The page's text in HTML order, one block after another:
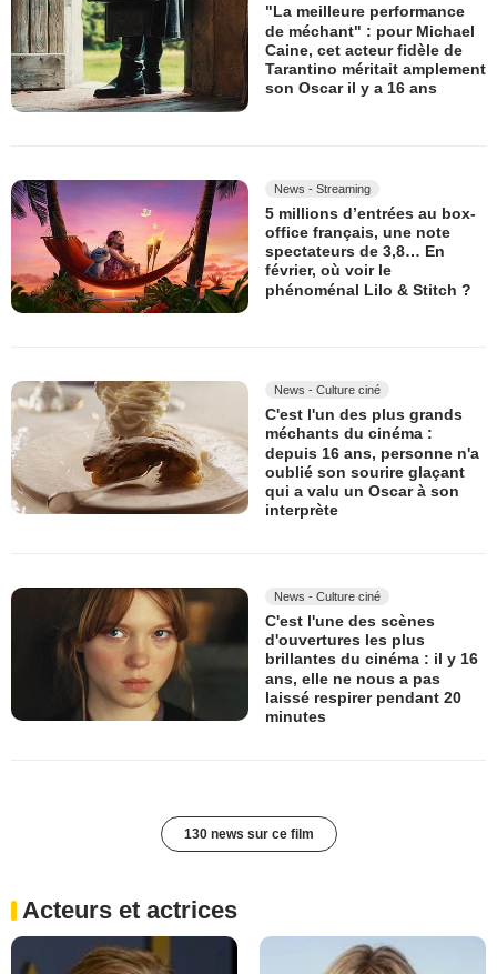
"La meilleure performance
de méchant" : pour Michael
Caine, cet acteur fidèle de
Tarantino méritait amplement
son Oscar il y a 16 ans
News - Streaming
5 millions d’entrées au box-
office français, une note
spectateurs de 3,8… En
février, où voir le
phénoménal Lilo & Stitch ?
News - Culture ciné
C'est l'un des plus grands
méchants du cinéma :
depuis 16 ans, personne n'a
oublié son sourire glaçant
qui a valu un Oscar à son
interprète
News - Culture ciné
C'est l'une des scènes
d'ouvertures les plus
brillantes du cinéma : il y 16
ans, elle ne nous a pas
laissé respirer pendant 20
minutes
130 news sur ce film
Acteurs et actrices